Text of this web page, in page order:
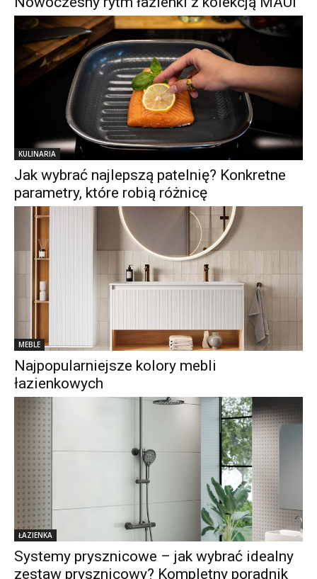
KULINARIA
Jak wybrać najlepszą patelnię? Konkretne
parametry, które robią różnicę
MEBLE
Najpopularniejsze kolory mebli
łazienkowych
ŁAZIENKA
Systemy prysznicowe – jak wybrać idealny
zestaw prysznicowy? Kompletny poradnik